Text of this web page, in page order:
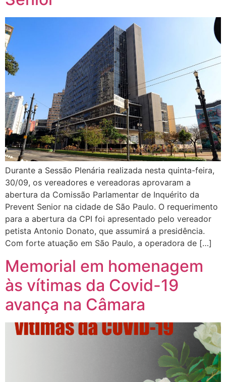
Durante a Sessão Plenária realizada nesta quinta-feira,
30/09, os vereadores e vereadoras aprovaram a
abertura da Comissão Parlamentar de Inquérito da
Prevent Senior na cidade de São Paulo. O requerimento
para a abertura da CPI foi apresentado pelo vereador
petista Antonio Donato, que assumirá a presidência.
Com forte atuação em São Paulo, a operadora de […]
Memorial em homenagem
às vítimas da Covid-19
avança na Câmara